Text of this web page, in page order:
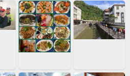
公園→臺北市大安森林公園捷運
蘇澳冷泉)二星觀澳49M(蘇澳市
四星觀樹159M(蒼翠樹蔭)五星觀
軍港、蘇澳港商港、南方澳漁港
平洋)七星星嶺公園230M(七星嶺